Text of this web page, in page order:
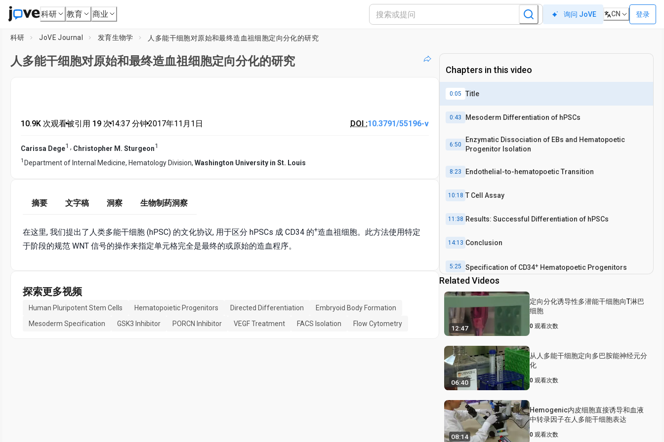
科研 教育 商业 询问 JoVE CN 登录
科研 JoVE Journal 发育生物学 人多能干细胞对原始和最终造血祖细胞定向分化的研究
人多能干细胞对原始和最终造血祖细胞定向分化的研究
10.9K 次观看•被引用 19 次•14:37 分钟•2017年11月1日 DOI :10.3791/55196-v
Carissa Dege1 , Christopher M. Sturgeon1
1 Department of Internal Medicine, Hematology Division, Washington University in St. Louis
摘要 文字稿 洞察 生物制药洞察
在这里, 我们提出了人类多能干细胞 (hPSC) 的文化协议, 用于区分 hPSCs 成 CD34 的+造血祖细胞。此方法使用特定
于阶段的规范 WNT 信号的操作来指定单元格完全是最终的或原始的造血程序。
探索更多视频
Human Pluripotent Stem Cells Hematopoietic Progenitors Directed Differentiation
Embryoid Body Formation
Mesoderm Specification
GSK3 Inhibitor PORCN Inhibitor VEGF Treatment FACS Isolation Flow Cytometry
Chapters in this video
0:05 Title
0:43 Mesoderm Differentiation of hPSCs
6:50
Enzymatic Dissociation of EBs and Hematopoetic
Progenitor Isolation
8:23 Endothelial-to-hematopoetic Transition
10:18 T Cell Assay
11:38 Results: Successful Differentiation of hPSCs
14:13 Conclusion
5:25 Specification of CD34+ Hematopoetic Progenitors
Related Videos
12:47
定向分化诱导性多潜能干细胞向T淋巴
细胞
0 观看次数
06:40
从人多能干细胞定向多巴胺能神经元分
化
0 观看次数
08:14
Hemogenic内皮细胞直接诱导和血液
中转录因子在人多能干细胞表达
0 观看次数